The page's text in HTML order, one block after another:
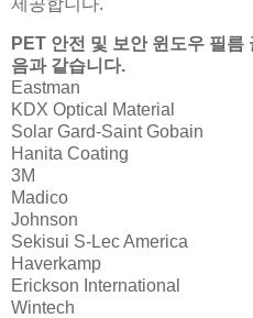
제공합니다.
PET 안전 및 보안 윈도우 필
음과 같습니다.
Eastman
KDX Optical Material
Solar Gard-Saint Gobain
Hanita Coating
3M
Madico
Johnson
Sekisui S-Lec America
Haverkamp
Erickson International
Wintech